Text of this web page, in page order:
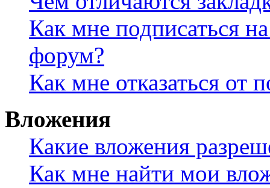
Как мне подписаться
форум?
Как мне отказаться от
Вложения
Какие вложения
Как мне найти мои